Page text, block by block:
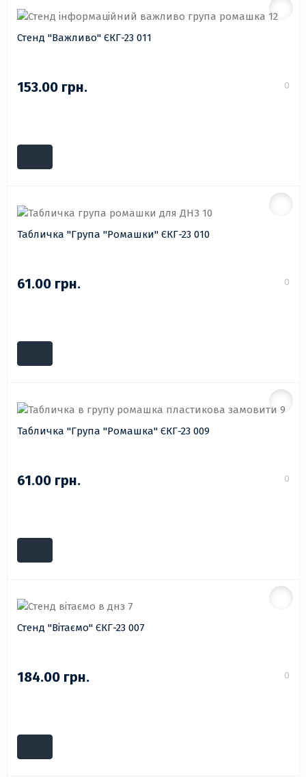
Стенд "Важливо" ЄКГ-23 011
153.00 грн. 0
Табличка "Група "Ромашки" ЄКГ-23 010
61.00 грн. 0
Табличка "Група "Ромашка" ЄКГ-23 009
61.00 грн. 0
Стенд "Вітаємо" ЄКГ-23 007
184.00 грн. 0